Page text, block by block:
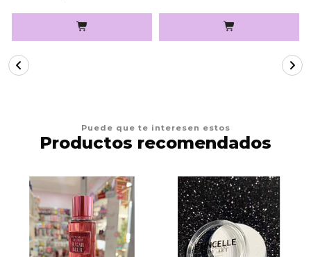
Puede que te interesen estos
Productos recomendados